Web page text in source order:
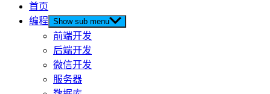
首页
编程 Show sub menu
前端开发
后端开发
微信开发
服务器